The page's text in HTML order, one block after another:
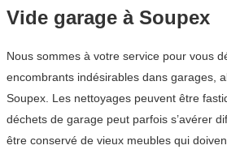
Vide garage à Soupex
Nous sommes à votre service pour vous
encombrants indésirables dans garages,
Soupex. Les nettoyages peuvent être
déchets de garage peut parfois s’avérer
être conservé de vieux meubles qui